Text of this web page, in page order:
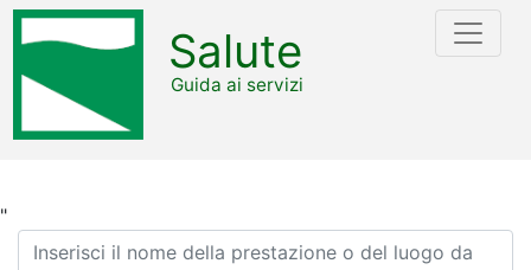
"
Salute
Guida ai servizi
Ricerca